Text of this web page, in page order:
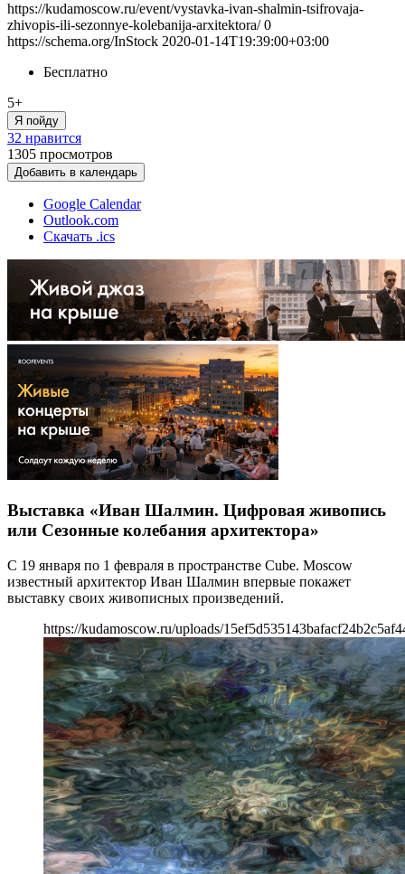
https://kudamoscow.ru/event/vystavka-ivan-shalmin-tsifrovaja-
zhivopis-ili-sezonnye-kolebanija-arxitektora/ 0
https://schema.org/InStock 2020-01-14T19:39:00+03:00
Бесплатно
5+
Я пойду
32 нравится
1305 просмотров
Добавить в календарь
Google Calendar
Outlook.com
Скачать .ics
Выставка «Иван Шалмин. Цифровая живопись
или Сезонные колебания архитектора»
С 19 января по 1 февраля в пространстве Cube. Moscow
известный архитектор Иван Шалмин впервые покажет
выставку своих живописных произведений.
https://kudamoscow.ru/uploads/